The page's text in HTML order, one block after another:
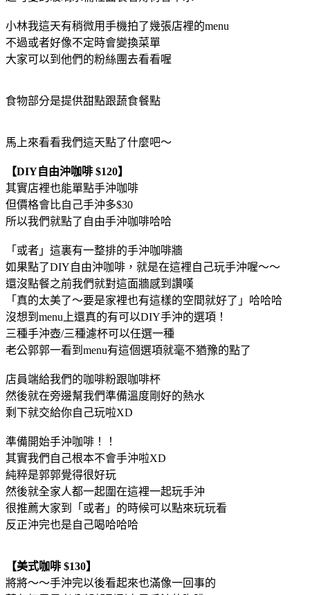
小林我這天有稍微用手機拍了幾張店裡的menu
不過或者好像不定時會變換菜單
大家可以到他們的粉絲團去看看喔
食物部分是提供甜點跟蔬食餐點
馬上來看看我們這天點了什麼吧～
【DIY自由沖咖啡 $120】
其實店裡也能單點手沖咖啡
但價格會比自己手沖多$30
所以我們就點了自由手沖咖啡哈哈
「或者」這裏有一整排的手沖咖啡牆
如果點了DIY自由沖咖啡，就是在這裡自己玩手沖喔～～
還沒點餐之前我們就對這面牆感到讚嘆
「真的太美了～要是家裡也有這樣的空間就好了」哈哈哈
沒想到menu上還真的有可以DIY手沖的選項！
三種手沖壺/三種濾杯可以任選一種
老公郭郭一看到menu有這個選項就毫不猶豫的點了
店員端給我們的咖啡粉跟咖啡杯
然後就在旁邊幫我們準備溫度剛好的熱水
剩下就交給你自己玩啦XD
準備開始手沖咖啡！！
其實我們自己根本不會手沖啦XD
純粹是郭郭覺得很好玩
然後就全家人都一起圍在這裡一起玩手沖
很推薦大家到「或者」的時候可以點來玩玩看
反正沖完也是自己喝哈哈哈
【美式咖啡 $130】
將將～～手沖完以後看起來也滿像一回事的